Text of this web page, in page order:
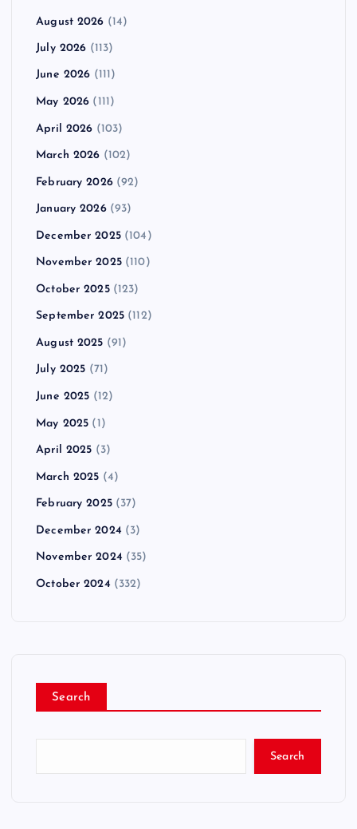
August 2026 (14)
July 2026 (113)
June 2026 (111)
May 2026 (111)
April 2026 (103)
March 2026 (102)
February 2026(92)
January 2026(93)
December 2025(104)
November 2025(110)
October 2025(123)
September 2025 (112)
August 2025 (91)
July 2025 (71)
June 2025 (12)
May 2025 (1)
April 2025 (3)
March 2025 (4)
February 2025(37)
December 2024 (3)
November 2024 (35)
October 2024 (332)
Search
Search